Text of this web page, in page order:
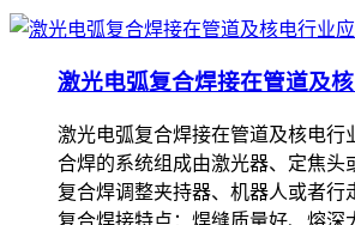
激光电弧复合焊接在管道及
激光电弧复合焊接在管道及核电行
合焊的系统组成由激光器、定焦头
复合焊调整夹持器、机器人或者行
复合焊接特点：焊缝质量好、熔深